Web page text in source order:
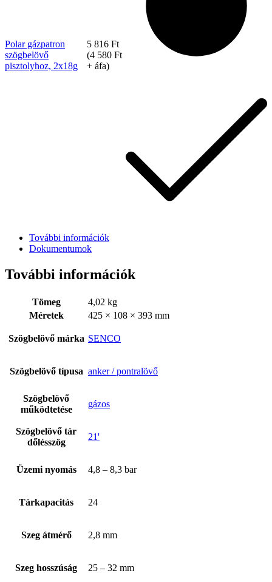
Rólunk
Polar gázpatron
szögbelövő
pisztolyhoz, 2x18g
5 816 Ft
(4 580 Ft
+ áfa)
További információk
Dokumentumok
További információk
Tömeg
4,02 kg
Méretek
425 × 108 × 393 mm
Szögbelövő márka SENCO
Szögbelövő típusa anker / pontralövő
Szögbelövő
működtetése
gázos
Szögbelövő tár
dőlésszög
21'
Üzemi nyomás 4,8 – 8,3 bar
Tárkapacitás 24
Szeg átmérő 2,8 mm
Szeg hosszúság 25 – 32 mm